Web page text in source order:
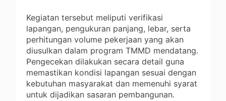
Kegiatan tersebut meliputi verifikasi
lapangan, pengukuran panjang, lebar, serta
perhitungan volume pekerjaan yang akan
diusulkan dalam program TMMD mendatang.
Pengecekan dilakukan secara detail guna
memastikan kondisi lapangan sesuai dengan
kebutuhan masyarakat dan memenuhi syarat
untuk dijadikan sasaran pembangunan.